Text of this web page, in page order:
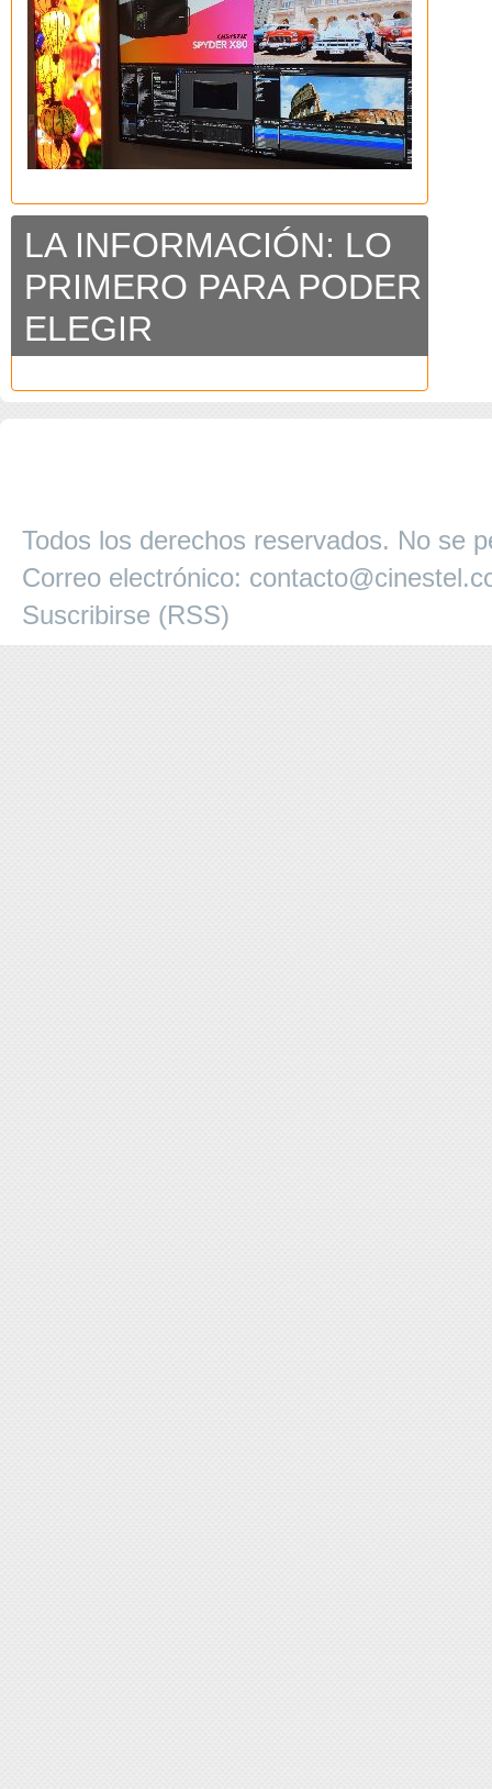
LA INFORMACIÓN: LO
PRIMERO PARA PODER
ELEGIR
Todos los derechos reservados. No se
Correo electrónico:
Suscribirse (RSS)